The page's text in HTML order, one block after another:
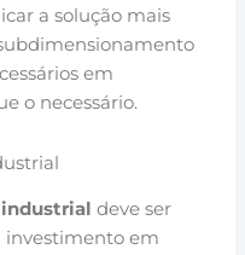
a solução mais
em
o necessário.
deve ser
investimento em